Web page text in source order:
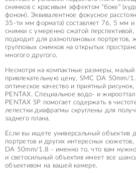
снимков с красивым эффектом "боке"
фоном). Эквивалентное фокусное
35-ти мм формата) составляет 76, 5 мм и
снимки с умеренно сжатой перспективой,
подходит для разноплановых портретов,
групповых снимков на открытых
многого другого.
Несмотря на компактные размеры, малый
привлекательную цену, SMC DA 50mm/
оптическое качество и приятный
PENTAX. Специальное водо- и
PENTAX SP помогает содержать в
лепестки диафрагмы скруглены для
заднего плана.
Если вы ищете универсальный объектив
портретов и других интересных
DA 50mm/1.8 - именно то, что вам
и светосильный объектив имеет все
объективом на вашей камере.